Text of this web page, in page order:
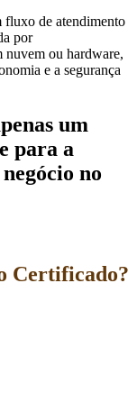
fluxo de atendimento
por
nuvem ou hardware,
e a segurança
um
para a
no
Certificado?